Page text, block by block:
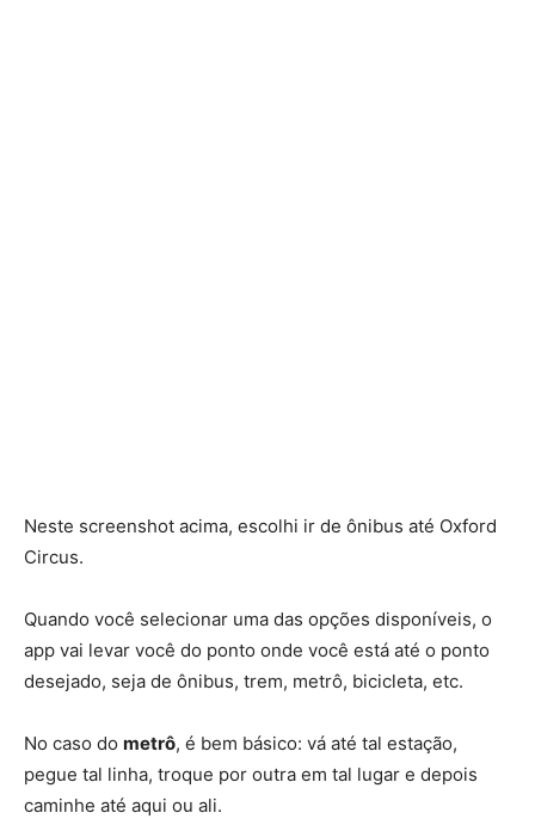
Neste screenshot acima, escolhi ir de ônibus até Oxford
Circus.
Quando você selecionar uma das opções disponíveis, o
app vai levar você do ponto onde você está até o ponto
desejado, seja de ônibus, trem, metrô, bicicleta, etc.
No caso do metrô, é bem básico: vá até tal estação,
pegue tal linha, troque por outra em tal lugar e depois
caminhe até aqui ou ali.